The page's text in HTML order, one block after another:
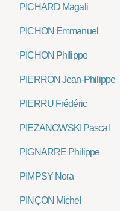
PICHARD Magali
PICHON Emmanuel
PICHON Philippe
PIERRON Jean-Philippe
PIERRU Frédéric
PIEZANOWSKI Pascal
PIGNARRE Philippe
PIMPSY Nora
PINÇON Michel